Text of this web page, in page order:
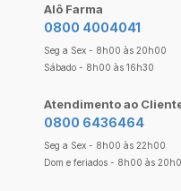
Alô Farma
0800 4004041
Seg a Sex - 8h00 às 20h00
Sábado - 8h00 às 16h30
Atendimento ao
0800 6436464
Seg a Sex - 8h00 às 22h00
Dom e feriados - 8h00 às